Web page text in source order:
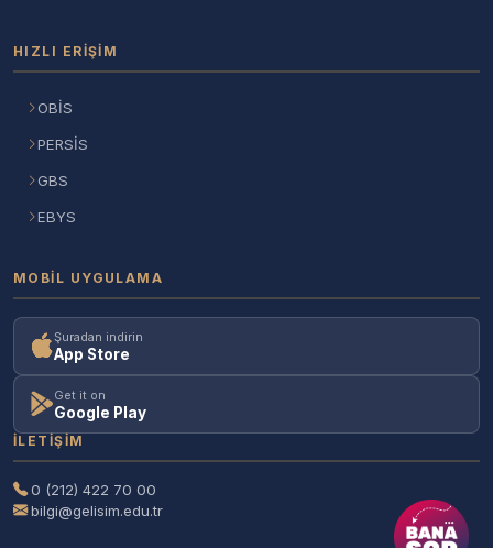
HIZLI ERIŞIM
OBİS
PERSİS
GBS
EBYS
MOBIL UYGULAMA
Şuradan indirin
App Store
Get it on
Google Play
İLETIŞIM
0 (212) 422 70 00
bilgi@gelisim.edu.tr